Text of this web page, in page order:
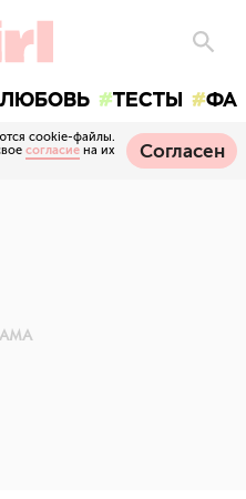
ЛЮБОВЬ ТЕСТЫ
cookie-файлы.
согласие на их
Согласен